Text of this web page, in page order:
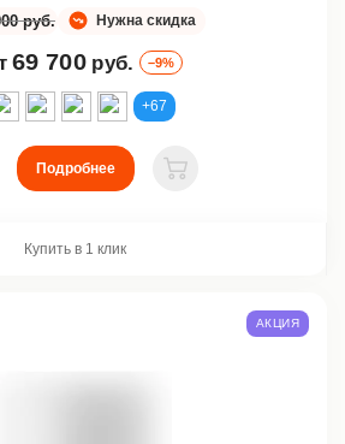
Нужна скидка
руб.
69 700 руб. –9%
+67
Подробнее
В корзину
Купить в 1 клик
АКЦИЯ